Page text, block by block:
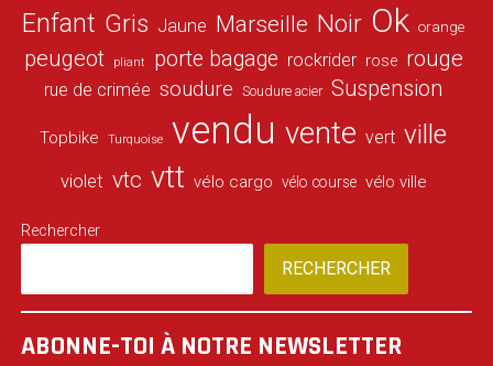
Enfant Gris Jaune Marseille Noir Ok orange
peugeot pliant porte bagage rockrider rose rouge
rue de crimée soudure Soudure acier Suspension
Topbike Turquoise vendu vente vert ville
violet vtc vtt vélo cargo vélo course vélo ville
Rechercher
RECHERCHER
ABONNE-TOI À NOTRE NEWSLETTER